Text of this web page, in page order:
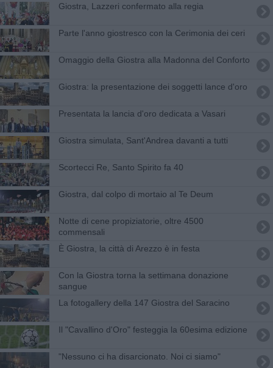
Giostra, Lazzeri confermato alla regia
Parte l'anno giostresco con la Cerimonia dei ceri
Omaggio della Giostra alla Madonna del Conforto
Giostra: la presentazione dei soggetti lance d'oro
Presentata la lancia d'oro dedicata a Vasari
Giostra simulata, Sant'Andrea davanti a tutti
Scortecci Re, Santo Spirito fa 40
Giostra, dal colpo di mortaio al Te Deum
Notte di cene propiziatorie, oltre 4500
commensali
È Giostra, la città di Arezzo è in festa
Con la Giostra torna la settimana donazione
sangue
La fotogallery della 147 Giostra del Saracino
Il "Cavallino d'Oro" festeggia la 60esima edizione
"Nessuno ci ha disarcionato. Noi ci siamo"